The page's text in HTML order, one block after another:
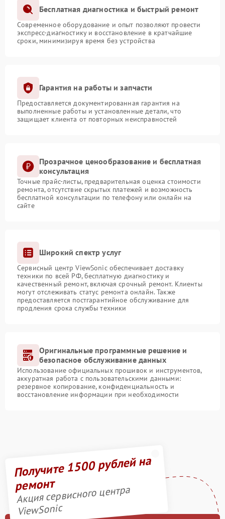
Бесплатная диагностика и быстрый ремонт
Современное оборудование и опыт позволяют провести
экспресс-диагностику и восстановление в кратчайшие
сроки, минимизируя время без устройства
Гарантия на работы и запчасти
Предоставляется документированная гарантия на
выполненные работы и установленные детали, что
защищает клиента от повторных неисправностей
Прозрачное ценообразование и бесплатная
консультация
Точные прайс-листы, предварительная оценка стоимости
ремонта, отсутствие скрытых платежей и возможность
бесплатной консультации по телефону или онлайн на
сайте
Широкий спектр услуг
Сервисный центр ViewSonic обеспечивает доставку
техники по всей РФ, бесплатную диагностику и
качественный ремонт, включая срочный ремонт. Клиенты
могут отслеживать статус ремонта онлайн. Также
предоставляется постгарантийное обслуживание для
продления срока службы техники
Оригинальные программные решение и
безопасное обслуживание данных
Использование официальных прошивок и инструментов,
аккуратная работа с пользовательскими данными:
резервное копирование, конфиденциальность и
восстановление информации при необходимости
Получите 1500 рублей на
ремонт
Акция сервисного центра
ViewSonic